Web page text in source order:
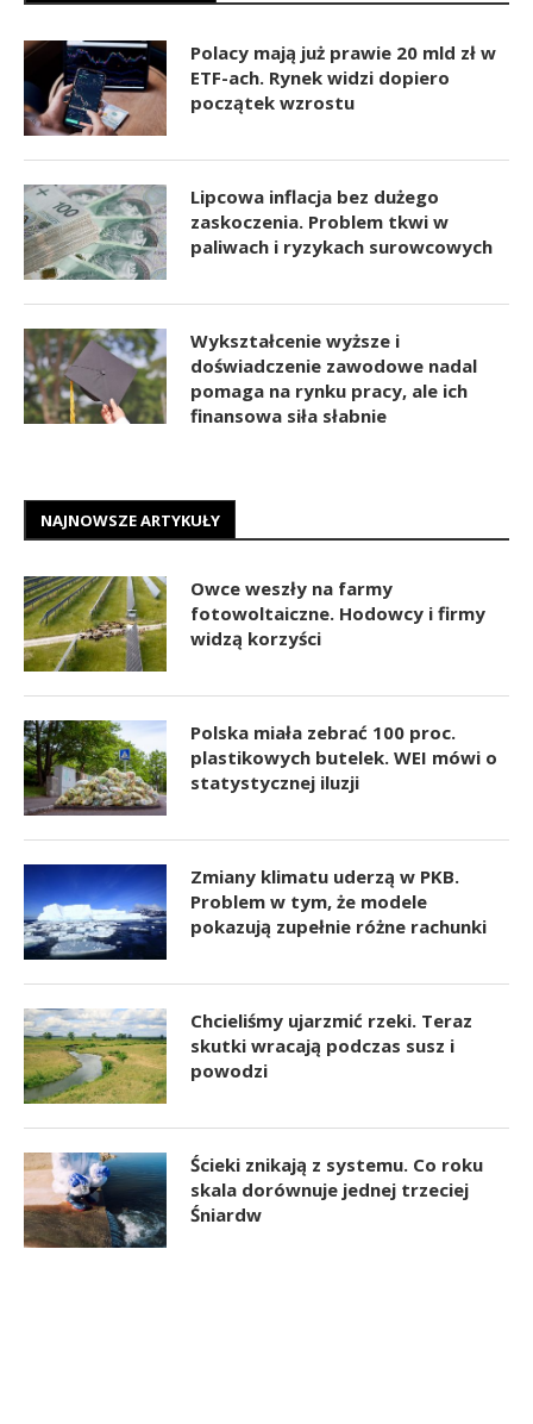
Polacy mają już prawie 20 mld zł w
ETF-ach. Rynek widzi dopiero
początek wzrostu
Lipcowa inflacja bez dużego
zaskoczenia. Problem tkwi w
paliwach i ryzykach surowcowych
Wykształcenie wyższe i
doświadczenie zawodowe nadal
pomaga na rynku pracy, ale ich
finansowa siła słabnie
NAJNOWSZE ARTYKUŁY
Owce weszły na farmy
fotowoltaiczne. Hodowcy i firmy
widzą korzyści
Polska miała zebrać 100 proc.
plastikowych butelek. WEI mówi o
statystycznej iluzji
Zmiany klimatu uderzą w PKB.
Problem w tym, że modele
pokazują zupełnie różne rachunki
Chcieliśmy ujarzmić rzeki. Teraz
skutki wracają podczas susz i
powodzi
Ścieki znikają z systemu. Co roku
skala dorównuje jednej trzeciej
Śniardw